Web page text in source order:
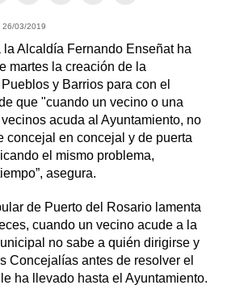
26/03/2019
la Alcaldía Fernando Enseñat ha
martes la creación de la
y Barrios para con el
que "cuando un vecino o una
acuda al Ayuntamiento, no
concejal en concejal y de puerta
el mismo problema,
asegura.
de Puerto del Rosario lamenta
cuando un vecino acude a la
no sabe a quién dirigirse y
Concejalías antes de resolver el
ha llevado hasta el Ayuntamiento.